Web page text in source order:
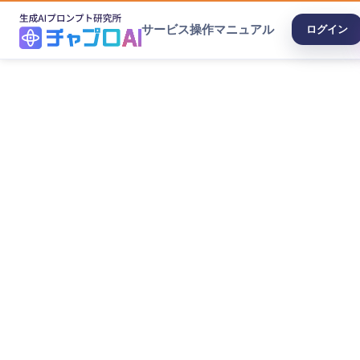
サービス操作マニュアル ログイン